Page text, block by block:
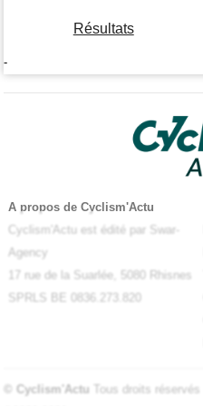
Résultats
-
A propos de Cyclism'Actu
Cyclism'Actu est édité par Swar-
Agency
17 rue de la Suarlée, 5080 Rhisnes
SPRLS BE 0836.273.820
© Cyclism'Actu Tous droits réservés